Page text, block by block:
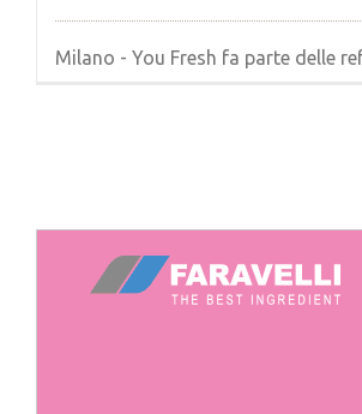
Milano - You Fresh fa parte delle